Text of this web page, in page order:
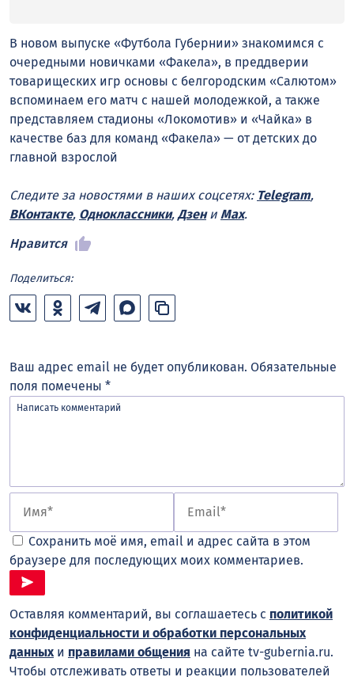
В новом выпуске «Футбола Губернии» знакомимся с
очередными новичками «Факела», в преддверии
товарищеских игр основы с белгородским «Салютом»
вспоминаем его матч с нашей молодежкой, а также
представляем стадионы «Локомотив» и «Чайка» в
качестве баз для команд «Факела» — от детских до
главной взрослой
Следите за новостями в наших соцсетях: Telegram,
ВКонтакте, Одноклассники, Дзени Max.
Нравится
Поделиться:
Ваш адрес email не будет опубликован. Обязательные
поля помечены *
Сохранить моё имя, email и адрес сайта в этом
браузере для последующих моих комментариев.
Оставляя комментарий, вы соглашаетесь с политикой
конфиденциальности и обработки персональных
данныхи правилами общения на сайте tv-gubernia.ru.
Чтобы отслеживать ответы и реакции пользователей